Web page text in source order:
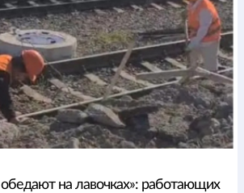
обедают на лавочках»: работающих